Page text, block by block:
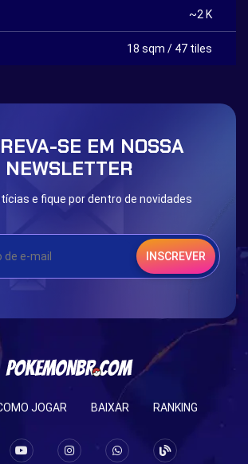
~2 K
18 sqm / 47 tiles
SE EM NOSSA
NEWSLETTER
e fique por dentro de novidades
INSCREVER
JOGAR BAIXAR RANKING